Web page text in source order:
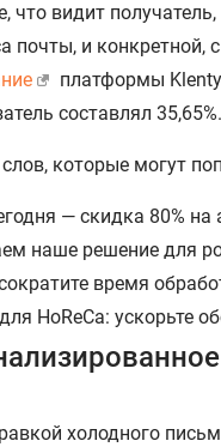
что видит
почты, и
платформы
составлял 35,65%.
слов, которые могут
— скидка 80%
наше решение для
время
HoReCa: ускорьте
холодного